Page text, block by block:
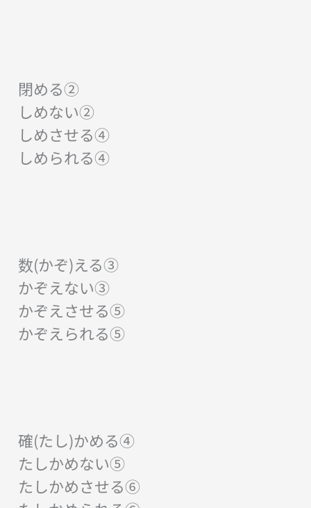
閉める②
しめない②
しめさせる④
しめられる④
数(かぞ)える③
かぞえない③
かぞえさせる⑤
かぞえられる⑤
確(たし)かめる④
たしかめない⑤
たしかめさせる⑥